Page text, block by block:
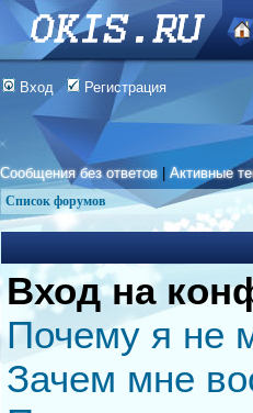
Вход Регистрация
Сообщения без ответов |Активные
Список форумов
Вход на
Почему я не
Зачем мне